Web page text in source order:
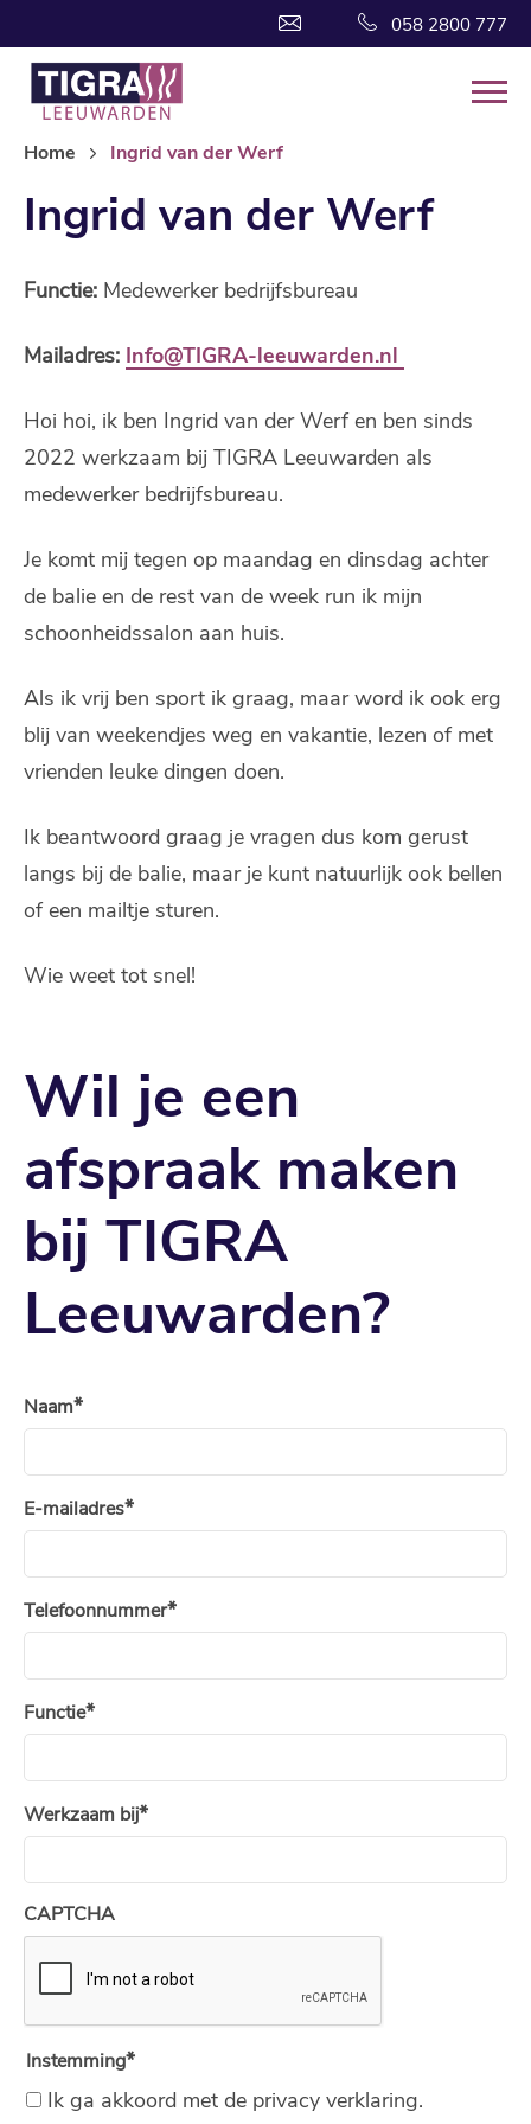
058 2800 777
Home Ingrid van der Werf
Ingrid van der Werf
Functie: Medewerker bedrijfsbureau
Mailadres: Info@TIGRA-leeuwarden.nl
Hoi hoi, ik ben Ingrid van der Werf en ben sinds
2022 werkzaam bij TIGRA Leeuwarden als
medewerker bedrijfsbureau.
Je komt mij tegen op maandag en dinsdag achter
de balie en de rest van de week run ik mijn
schoonheidssalon aan huis.
Als ik vrij ben sport ik graag, maar word ik ook erg
blij van weekendjes weg en vakantie, lezen of met
vrienden leuke dingen doen.
Ik beantwoord graag je vragen dus kom gerust
langs bij de balie, maar je kunt natuurlijk ook bellen
of een mailtje sturen.
Wie weet tot snel!
Wil je een
afspraak maken
bij TIGRA
Leeuwarden?
Naam
E-mailadres
Telefoonnummer
Functie
Werkzaam bij
CAPTCHA
Instemming
Ik ga akkoord met de privacy verklaring.